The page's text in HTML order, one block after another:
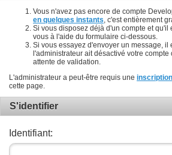
Vous n'avez pas encore de compte
en quelques instants , c'est entièrement
Si vous disposez déjà d'un compte et qu'il
vous à l'aide du formulaire ci-dessous.
Si vous essayez d'envoyer un message, il
l'administrateur ait désactivé votre compte
attente de validation.
L'administrateur a peut-être requis une inscription
cette page.
S'identifier
Identifiant: